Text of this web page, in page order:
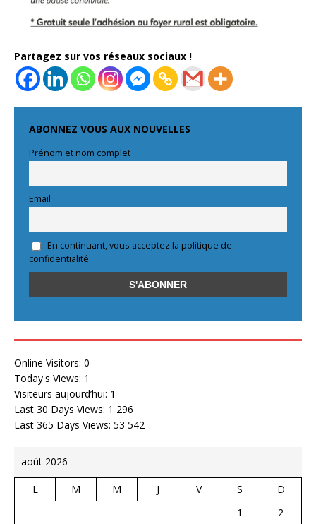
Partagez sur vos réseaux sociaux !
ABONNEZ VOUS AUX NOUVELLES
Prénom et nom complet
Email
En continuant, vous acceptez la politique de
confidentialité
Online Visitors: 0
Today's Views: 1
Visiteurs aujourd’hui: 1
Last 30 Days Views: 1 296
Last 365 Days Views: 53 542
août 2026
L M M J V S
D
1
2